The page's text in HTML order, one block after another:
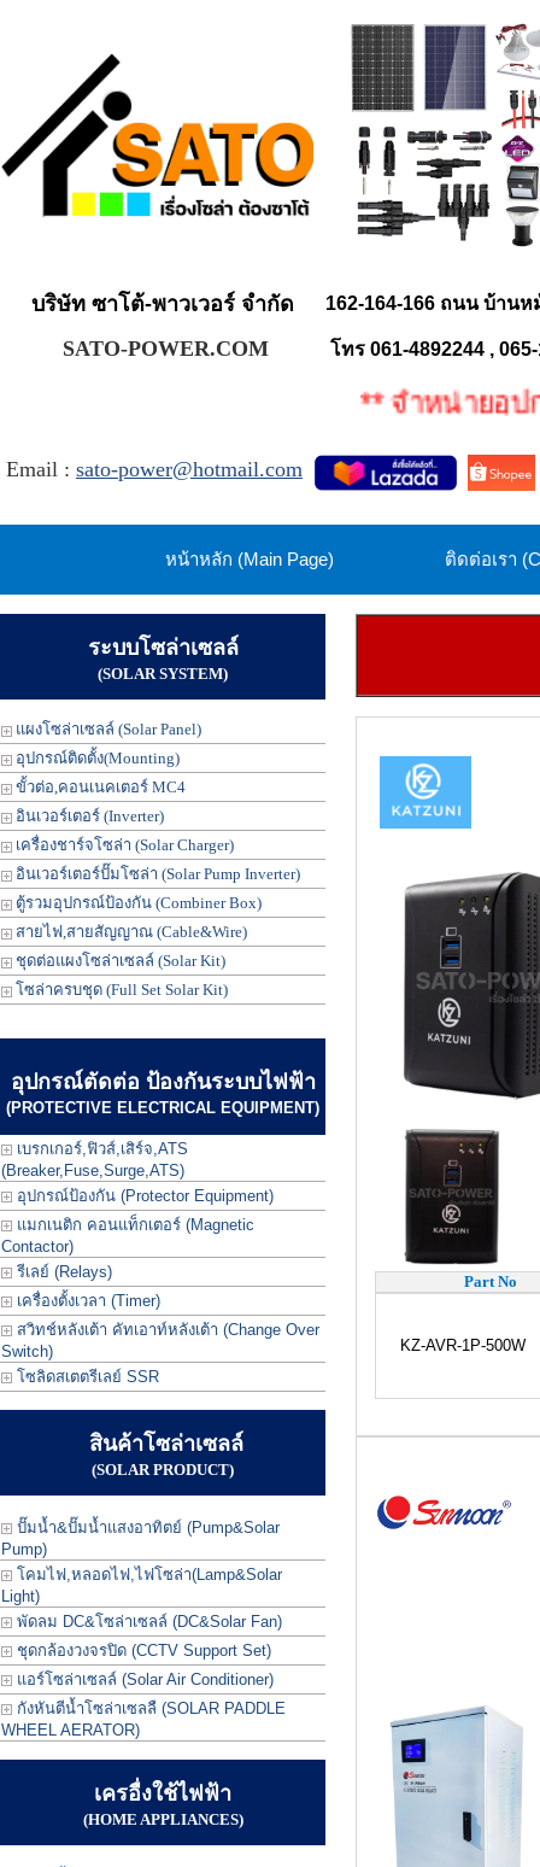
บริษัท ซาโต้-พาวเวอร์ จำกัด 162-164-166 ถนน บ้าน
SATO-POWER.COM โทร 061-4892244 ,
** จำหน่ายอุปกร
Email : sato-power@hotmail.com
หน้าหลัก (Main Page) ติดต่อเรา
ระบบโซล่าเซลล์
(SOLAR SYSTEM)
แผงโซล่าเซลล์ (Solar Panel)
อุปกรณ์ติดตั้ง(Mounting)
ขั้วต่อ,คอนเนคเตอร์ MC4
อินเวอร์เตอร์ (Inverter)
เครื่องชาร์จโซล่า (Solar Charger)
อินเวอร์เตอร์ปั๊มโซล่า (Solar Pump Inverter)
ตู้รวมอุปกรณ์ป้องกัน (Combiner Box)
สายไฟ,สายสัญญาณ (Cable&Wire)
ชุดต่อแผงโซล่าเซลล์ (Solar Kit)
โซล่าครบชุด (Full Set Solar Kit)
อุปกรณ์ตัดต่อ ป้องกันระบบไฟฟ้า
(PROTECTIVE ELECTRICAL EQUIPMENT)
เบรกเกอร์,ฟิวส์,เสิร์จ,ATS
(Breaker,Fuse,Surge,ATS)
อุปกรณ์ป้องกัน (Protector Equipment)
แมกเนติก คอนแท็กเตอร์ (Magnetic
Contactor)
รีเลย์ (Relays)
เครื่องตั้งเวลา (Timer)
สวิทช์หลังเต้า คัทเอาท์หลังเต้า (Change Over
Switch)
โซลิดสเตตรีเลย์ SSR
สินค้าโซล่าเซลล์
(SOLAR PRODUCT)
ปั๊มน้ำ&ปั๊มน้ำแสงอาทิตย์ (Pump&Solar
Pump)
โคมไฟ,หลอดไฟ,ไฟโซล่า(Lamp&Solar
Light)
พัดลม DC&โซล่าเซลล์ (DC&Solar Fan)
ชุดกล้องวงจรปิด (CCTV Support Set)
แอร์โซล่าเซลล์ (Solar Air Conditioner)
กังหันตีน้ำโซล่าเซลลื (SOLAR PADDLE
WHEEL AERATOR)
เครอื่งใช้ไฟฟ้า
(HOME APPLIANCES)
Part No
KZ-AVR-1P-500W